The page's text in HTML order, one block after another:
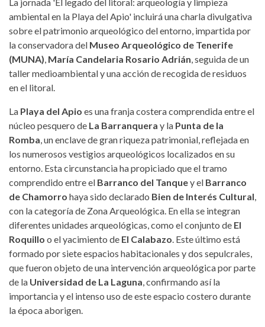
ambiental en la Playa del Apio' incluirá una charla divulgativa
sobre el patrimonio arqueológico del entorno, impartida por
la conservadora del Museo Arqueológico de Tenerife
(MUNA) María Candelaria Rosario Adrián , seguida de un
taller medioambiental y una acción de recogida de residuos
en el litoral.
La Playa del Apio es una franja costera comprendida entre el
núcleo pesquero de La Barranquera y la Punta de la
Romba , un enclave de gran riqueza patrimonial, reflejada en
los numerosos vestigios arqueológicos localizados en su
entorno. Esta circunstancia ha propiciado que el tramo
comprendido entre el Barranco del Tanquey el Barranco
de Chamorro haya sido declarado Bien de Interés Cultural
con la categoría de Zona Arqueológica. En ella se integran
diferentes unidades arqueológicas, como el conjunto de El
Roquillo o el yacimiento de El Calabazo . Este último está
formado por siete espacios habitacionales y dos sepulcrales,
que fueron objeto de una intervención arqueológica por parte
de la Universidad de La Laguna , confirmando así la
importancia y el intenso uso de este espacio costero durante
la época aborigen.